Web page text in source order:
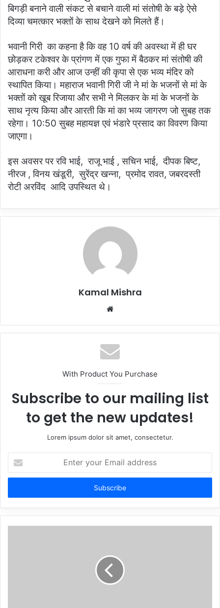
बिगड़ी बनाने वाली संकट से बचाने वाली मां संतोषी के बड़े ऐसे
दिव्या चमत्कार भक्तों के साथ देखने को मिलते हैं।
भवानी गिरी का कहना है कि वह 10 वर्ष की अवस्था में ही घर
छोड़कर टकेश्वर के प्रांगण में एक गुफा में बैठकर मां संतोषी की
आराधना करी और आज उन्हीं की कृपा से एक भव्य मंदिर को
स्थापित किया। महाराज भवानी गिरी जी ने मां के भजनों से मां के
भक्तों को खूब रिजाया और सभी ने मिलकर के मां के भजनों के
साथ नृत्य किया और आरती कि मां का भव्य जागरण जो सुबह तक
रहेगा। 10:50 सुबह महायज्ञ एवं भंडारे प्रसाद का विवरण किया
जाएगा।
इस अवसर पर रवि भाई, राजू भाई , सचिन भाई, दीपक बिष्ट,
नीरज , विनय खंडूरी, सुरेंद्र खन्ना, प्रमोद रावत, जबरदस्ती
रोटी अरविंद आदि उपस्थित थे।
Kamal Mishra
Website
With Product You Purchase
Subscribe to our mailing list
to get the new updates!
Lorem ipsum dolor sit amet, consectetur.
your
Email